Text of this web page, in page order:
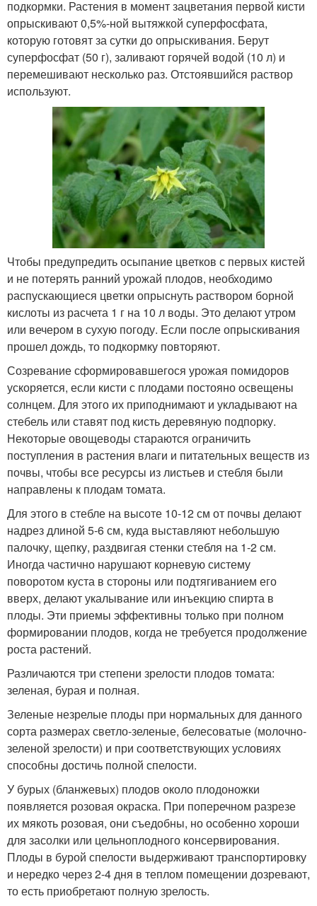
подкормки. Растения в момент зацветания первой кисти
опрыскивают 0,5%-ной вытяжкой суперфосфата,
которую готовят за сутки до опрыскивания. Берут
суперфосфат (50 г), заливают горячей водой (10 л) и
перемешивают несколько раз. Отстоявшийся раствор
используют.
Чтобы предупредить осыпание цветков с первых кистей
и не потерять ранний урожай плодов, необходимо
распускающиеся цветки опрыснуть раствором борной
кислоты из расчета 1 г на 10 л воды. Это делают утром
или вечером в сухую погоду. Если после опрыскивания
прошел дождь, то подкормку повторяют.
Созревание сформировавшегося урожая помидоров
ускоряется, если кисти с плодами постояно освещены
солнцем. Для этого их приподнимают и укладывают на
стебель или ставят под кисть деревяную подпорку.
Некоторые овощеводы стараются ограничить
поступления в растения влаги и питательных веществ из
почвы, чтобы все ресурсы из листьев и стебля были
направлены к плодам томата.
Для этого в стебле на высоте 10-12 см от почвы делают
надрез длиной 5-6 см, куда выставляют небольшую
палочку, щепку, раздвигая стенки стебля на 1-2 см.
Иногда частично нарушают корневую систему
поворотом куста в стороны или подтягиванием его
вверх, делают укалывание или инъекцию спирта в
плоды. Эти приемы эффективны только при полном
формировании плодов, когда не требуется продолжение
роста растений.
Различаются три степени зрелости плодов томата:
зеленая, бурая и полная.
Зеленые незрелые плоды при нормальных для данного
сорта размерах светло-зеленые, белесоватые (молочно-
зеленой зрелости) и при соответствующих условиях
способны достичь полной спелости.
У бурых (бланжевых) плодов около плодоножки
появляется розовая окраска. При поперечном разрезе
их мякоть розовая, они съедобны, но особенно хороши
для засолки или цельноплодного консервирования.
Плоды в бурой спелости выдерживают транспортировку
и нередко через 2-4 дня в теплом помещении дозревают,
то есть приобретают полную зрелость.